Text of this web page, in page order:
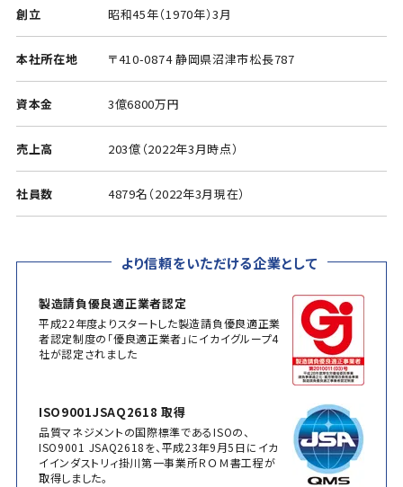
創立 昭和45年（1970年）3月
本社所在地 〒410-0874 静岡県沼津市松長787
資本金 3億6800万円
売上高 203億（2022年3月時点）
社員数 4879名（2022年3月現在）
より信頼をいただける企業として
製造請負優良適正業者認定
平成22年度よりスタートした製造請負優良適正業
者認定制度の「優良適正業者」にイカイグループ4
社が認定されました
ISO9001JSAQ2618 取得
品質マネジメントの国際標準であるISOの、
ISO9001 JSAQ2618を、平成23年9月5日にイカ
イインダストリィ掛川第一事業所ＲＯＭ書工程が
取得しました。